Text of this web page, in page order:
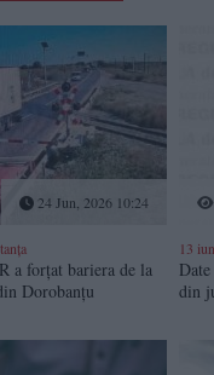
24 Jun, 2026 10:24
a forțat bariera de la
Dorobanțu
13
din